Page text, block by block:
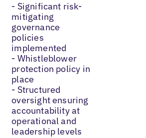
- Significant risk-
mitigating
governance
policies
implemented
- Whistleblower
protection policy in
place
- Structured
oversight ensuring
accountability at
operational and
leadership levels